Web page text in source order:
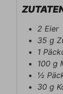
2 Eier
35 g
1
100 g
½
30 g